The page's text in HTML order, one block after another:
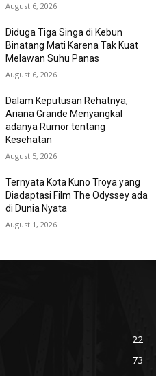
August 6, 2026
Diduga Tiga Singa di Kebun
Binatang Mati Karena Tak Kuat
Melawan Suhu Panas
August 6, 2026
Dalam Keputusan Rehatnya,
Ariana Grande Menyangkal
adanya Rumor tentang
Kesehatan
August 5, 2026
Ternyata Kota Kuno Troya yang
Diadaptasi Film The Odyssey ada
di Dunia Nyata
August 1, 2026
22
73